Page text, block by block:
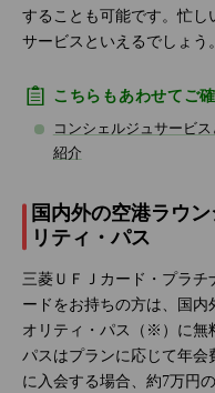
することも可能です。忙し
サービスといえるでしょう。
こちらもあわせてご
コンシェルジュサービ
紹介
国内外の空港ラウ
リティ・パス
三菱ＵＦＪカード・プラ
ードをお持ちの方は、国内
オリティ・パス（※）に無
パスはプランに応じて年会
に入会する場合、約7万円